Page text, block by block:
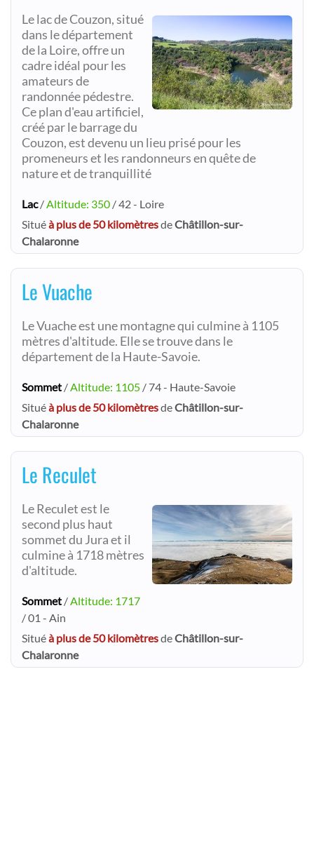
Le lac de Couzon, situé
dans le département
de la Loire, offre un
cadre idéal pour les
amateurs de
randonnée pédestre.
Ce plan d'eau artificiel,
créé par le barrage du
Couzon, est devenu un lieu prisé pour les
promeneurs et les randonneurs en quête de
nature et de tranquillité
Lac/Altitude: 350 / 42 - Loire
Situéà plus de 50 kilomètresdeChâtillon-sur-
Chalaronne
Le Vuache
Le Vuache est une montagne qui culmine à 1105
mètres d'altitude. Elle se trouve dans le
département de la Haute-Savoie.
Sommet /Altitude: 1105 / 74 - Haute-Savoie
Situéà plus de 50 kilomètresdeChâtillon-sur-
Chalaronne
Le Reculet
Le Reculet est le
second plus haut
sommet du Jura et il
culmine à 1718 mètres
d'altitude.
Sommet /Altitude: 1717
/ 01 - Ain
Situéà plus de 50 kilomètresdeChâtillon-sur-
Chalaronne